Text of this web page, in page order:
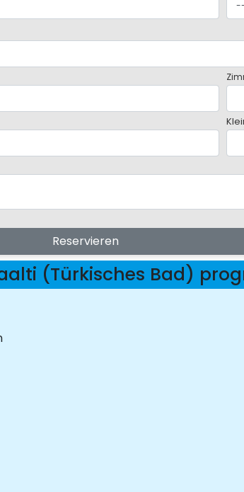
Reservieren
(Türkisches Bad)